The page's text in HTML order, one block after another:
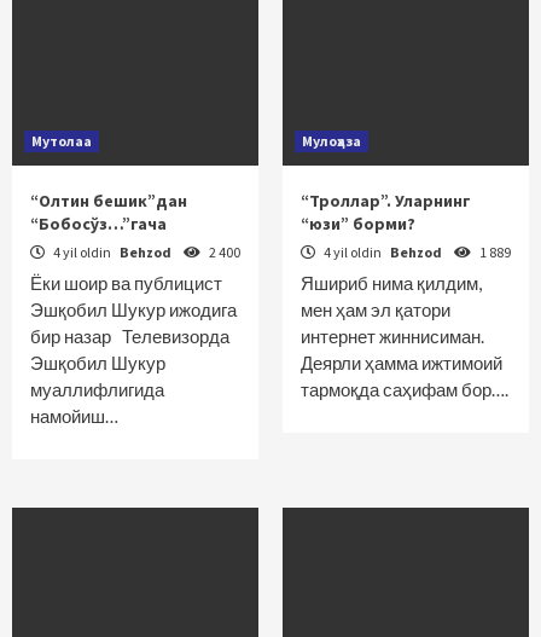
Мутолаа
“Олтин бешик”дан
“Бобосўз…”гача
4 yil oldin Behzod 2 400
Ёки шоир ва публицист
Эшқобил Шукур ижодига
бир назар Телевизорда
Эшқобил Шукур
муаллифлигида
намойиш…
Мулоҳаза
“Троллар”. Уларнинг
“юзи” борми?
4 yil oldin Behzod 1 889
Яшириб нима қилдим,
мен ҳам эл қатори
интернет жиннисиман.
Деярли ҳамма ижтимоий
тармоқда саҳифам бор….